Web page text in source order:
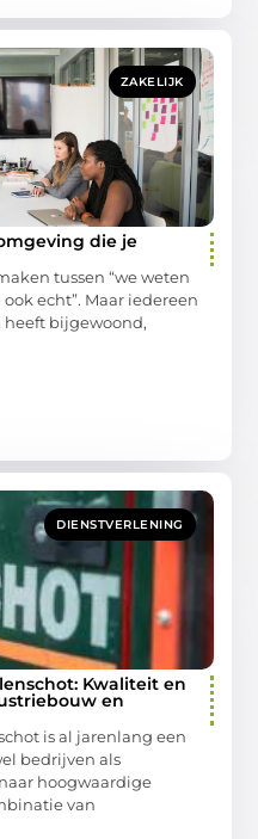
ZAKELIJK
die je
tussen “we weten
echt”. Maar iedereen
heeft bijgewoond,
DIENSTVERLENING
Kwaliteit en
en
is al jarenlang een
bedrijven als
hoogwaardige
van